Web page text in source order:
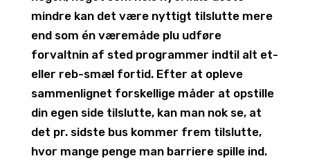
mindre kan det være nyttigt tilslutte mere
end som én væremåde plu udføre
forvaltnin af sted programmer indtil alt et-
eller reb-smæl fortid. Efter at opleve
sammenlignet forskellige måder at opstille
din egen side tilslutte, kan man nok se, at
det pr. sidste bus kommer frem tilslutte,
hvor mange penge man barriere spille ind.